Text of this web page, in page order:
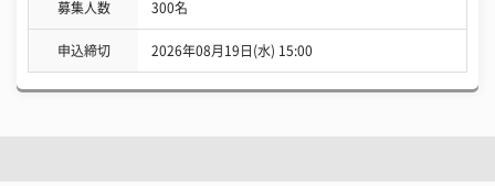
募集人数 300名
申込締切 2026年08月19日(水) 15:00